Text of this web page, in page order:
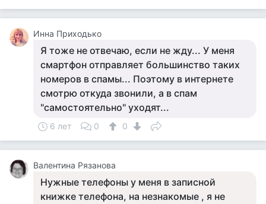
Инна Приходько
Я тоже не отвечаю, если не жду... У меня
смартфон отправляет большинство таких
номеров в спамы... Поэтому в интернете
смотрю откуда звонили, а в спам
"самостоятельно" уходят...
6 лет 0 0
Валентина Рязанова
Нужные телефоны у меня в записной
книжке телефона, на незнакомые , я не